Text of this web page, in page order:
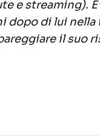
e streaming).
dopo di lui nella
il suo